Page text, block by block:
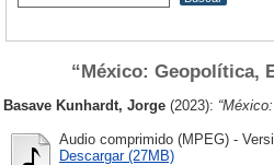
“México: Geopolítica,
Basave Kunhardt, Jorge (2023):
Audio comprimido (MPEG) -
Descargar (27MB)